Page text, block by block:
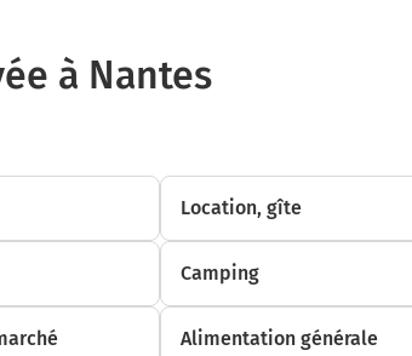
à Nantes
Location, gîte
Camping
Alimentation générale